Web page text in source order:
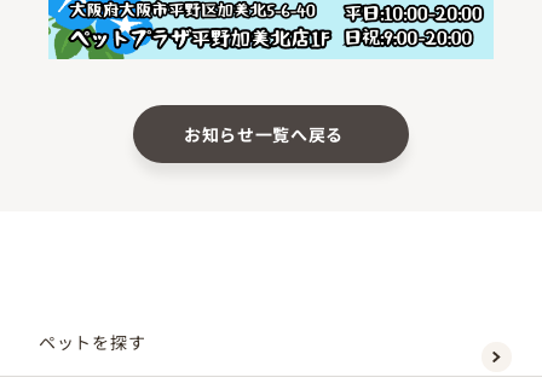
お知らせ一覧へ戻る
ペットを探す